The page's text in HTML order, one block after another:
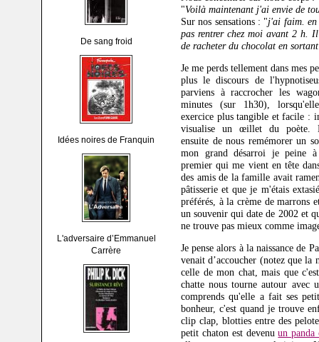
De sang froid
Idées noires de Franquin
L'adversaire d’Emmanuel
Carrère
"Voilà maintenant j'ai envie de
Sur nos sensations : "j'ai faim. en
pas rentrer chez moi avant 2 h.
de racheter du chocolat en sortant
Je me perds tellement dans mes
plus le discours de
parviens à raccrocher les
minutes (sur 1h30),
exercice plus tangible et facile :
visualise un œillet du poète.
ensuite de nous remémorer un
mon grand désarroi je peine
premier qui me vient en tête
des amis de la famille avait
pâtisserie et que je m'étais
préférés, à la crème de marrons
un souvenir qui date de 2002 et
ne trouve pas mieux comme
Je pense alors à la naissance de
venait d’accoucher (notez que la
celle de mon chat, mais que
chatte nous tourne autour avec
comprends qu'elle a fait ses
bonheur, c'est quand je trouve
clip clap, blotties entre des
petit chaton est devenuun panda